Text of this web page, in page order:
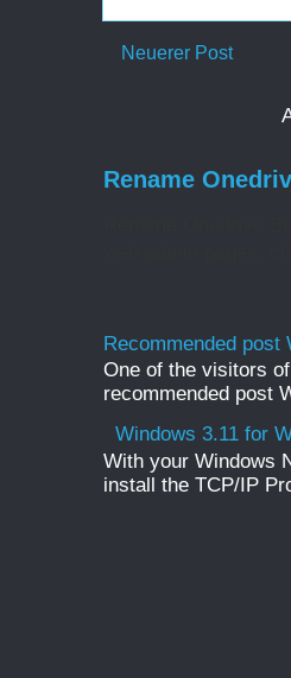
Neuerer Post
Rename
Recommended post
One of the visitors
recommended post
Windows 3.11 for
With your Windows
install the TCP/IP